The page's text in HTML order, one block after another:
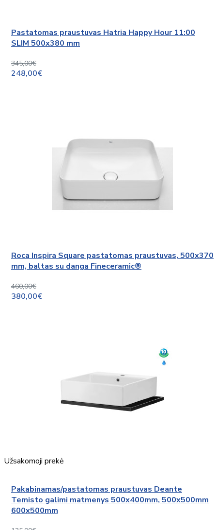
Pastatomas praustuvas Hatria Happy Hour 11:00
SLIM 500x380 mm
345,00€
248,00€
Roca Inspira Square pastatomas praustuvas, 500x370
mm, baltas su danga Fineceramic®
460,00€
380,00€
Užsakomoji prekė
Pakabinamas/pastatomas praustuvas Deante
Temisto galimi matmenys 500x400mm, 500x500mm
600x500mm